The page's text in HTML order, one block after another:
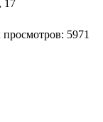
17
5971